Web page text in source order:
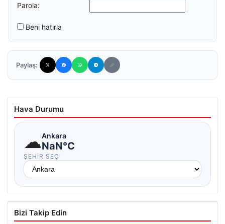
Parola:
Beni hatırla
Paylaş:
Hava Durumu
☁Ankara
NaN°C
ŞEHIR SEÇ
Bizi Takip Edin